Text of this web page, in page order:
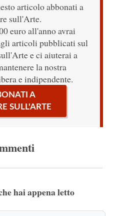
articolo abbonati a
sull'Arte.
euro all'anno avrai
articoli pubblicati sul
e ci aiuterai a
la nostra
e indipendente.
A
SULL'ARTE
hai appena letto